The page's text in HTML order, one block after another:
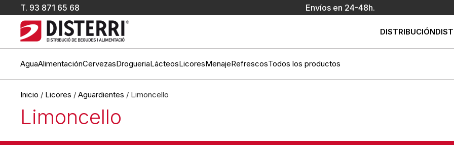
T. 93 871 65 68 Envíos en 24-48h.
DISTRIBUCIÓN
AguaAlimentaciónCervezasDrogueriaLácteosLicoresMenajeRefrescosTodos los productos
Inicio / Licores / Aguardientes / Limoncello
Limoncello